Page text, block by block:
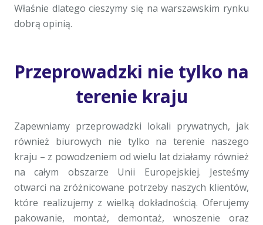
Właśnie dlatego cieszymy się na warszawskim rynku
dobrą opinią.
Przeprowadzki nie tylko na
terenie kraju
Zapewniamy przeprowadzki lokali prywatnych, jak
również biurowych nie tylko na terenie naszego
kraju – z powodzeniem od wielu lat działamy również
na całym obszarze Unii Europejskiej. Jesteśmy
otwarci na zróżnicowane potrzeby naszych klientów,
które realizujemy z wielką dokładnością. Oferujemy
pakowanie, montaż, demontaż, wnoszenie oraz